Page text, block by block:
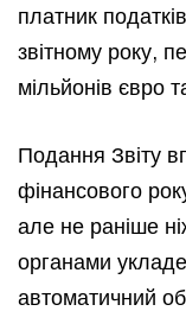
платник
звітному року,
мільйонів євро
Подання Звіту
фінансового
але не раніше
органами
автоматичний